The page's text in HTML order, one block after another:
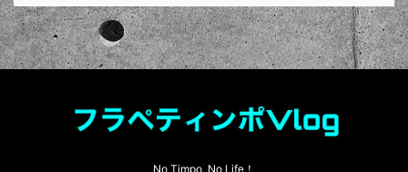
No Timpo, No Life！